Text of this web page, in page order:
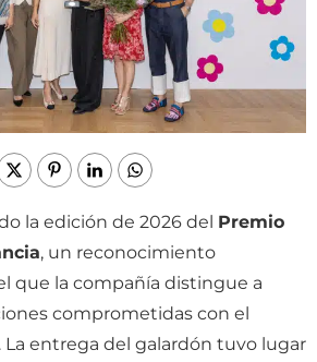
la edición de 2026 del Premio
, un reconocimiento
que la compañía distingue a
comprometidas con el
. La entrega del galardón tuvo lugar